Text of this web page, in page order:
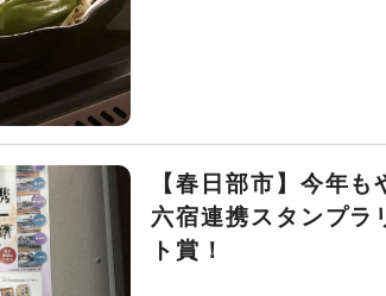
【春日部市】今年
六宿連携スタンプラ
ト賞！